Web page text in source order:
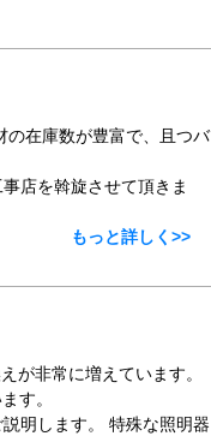
の在庫数が豊富で、且つバ
店を斡旋させて頂きま
もっと詳しく>>
が非常に増えています。
す。
明します。 特殊な照明器